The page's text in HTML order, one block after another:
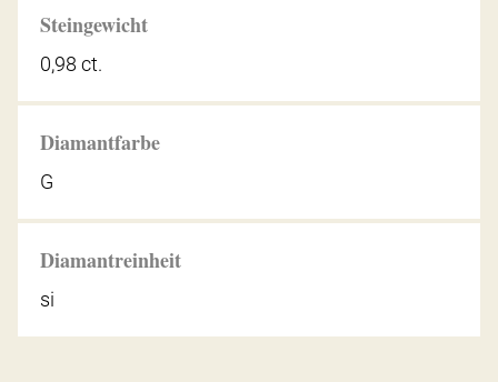
Steingewicht
0,98 ct.
Diamantfarbe
G
Diamantreinheit
si